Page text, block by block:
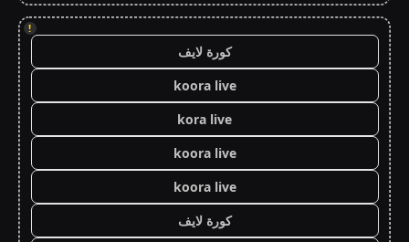
!
كورة لايف
koora live
kora live
koora live
koora live
كورة لايف